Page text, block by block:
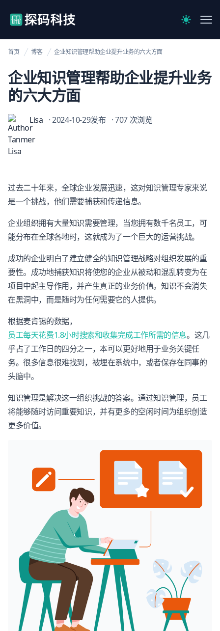
【官网】探码科技
Switch
首页 博客 企业知识管理帮助企业提升业务的六大方面
企业知识管理帮助企业提升业务
的六大方面
Lisa · 2024-10-29发布 · 707 次浏览
过去二十年来，全球企业发展迅速，这对知识管理专家来说
是一个挑战，他们需要捕获和传递信息。
企业组织拥有大量知识需要管理，当您拥有数千名员工，可
能分布在全球各地时，这就成为了一个巨大的运营挑战。
成功的企业明白了建立健全的知识管理战略对组织发展的重
要性。成功地捕获知识将使您的企业从被动和混乱转变为在
项目中起主导作用，并产生真正的业务价值。知识不会消失
在黑洞中，而是随时为任何需要它的人提供。
根据麦肯锡的数据，
员工每天花费1.8小时搜索和收集完成工作所需的信息。这几
乎占了工作日的四分之一，本可以更好地用于业务关键任
务。很多信息很难找到，被埋在系统中，或者保存在同事的
头脑中。
知识管理是解决这一组织挑战的答案。通过知识管理，员工
将能够随时访问重要知识，并有更多的空闲时间为组织创造
更多价值。